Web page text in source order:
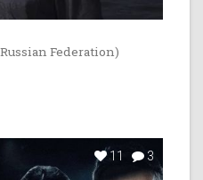
Federation)
11 3